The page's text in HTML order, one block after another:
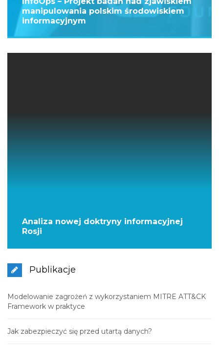
manipulowania polskim środowiskiem
informacyjnym
Analiza nowej doktryny informacyjnej
Rosji
Publikacje
Modelowanie zagrożeń z wykorzystaniem MITRE ATT&CK
Framework w praktyce
Jak zabezpieczyć się przed utartą danych?